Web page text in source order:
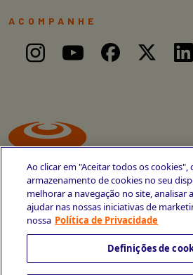
Avenida Cais do Apolo, 77
ACOMPANHE
Ao clicar em "Aceitar todos os cookies",
armazenamento de cookies no seu
melhorar a navegação no site, analisar
ajudar nas nossas iniciativas de
nossa Política de Privacidade
Definições de